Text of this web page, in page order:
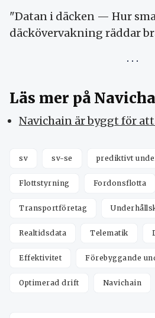
"Datan i däcken — Hur
däckövervakning räddar
Läs mer på
Navichain är byggt för
sv sv-se prediktivt
Flottstyrning Fordonsflotta
Transportföretag
Realtidsdata Telematik
Effektivitet Förebyggande
Optimerad drift Navichain